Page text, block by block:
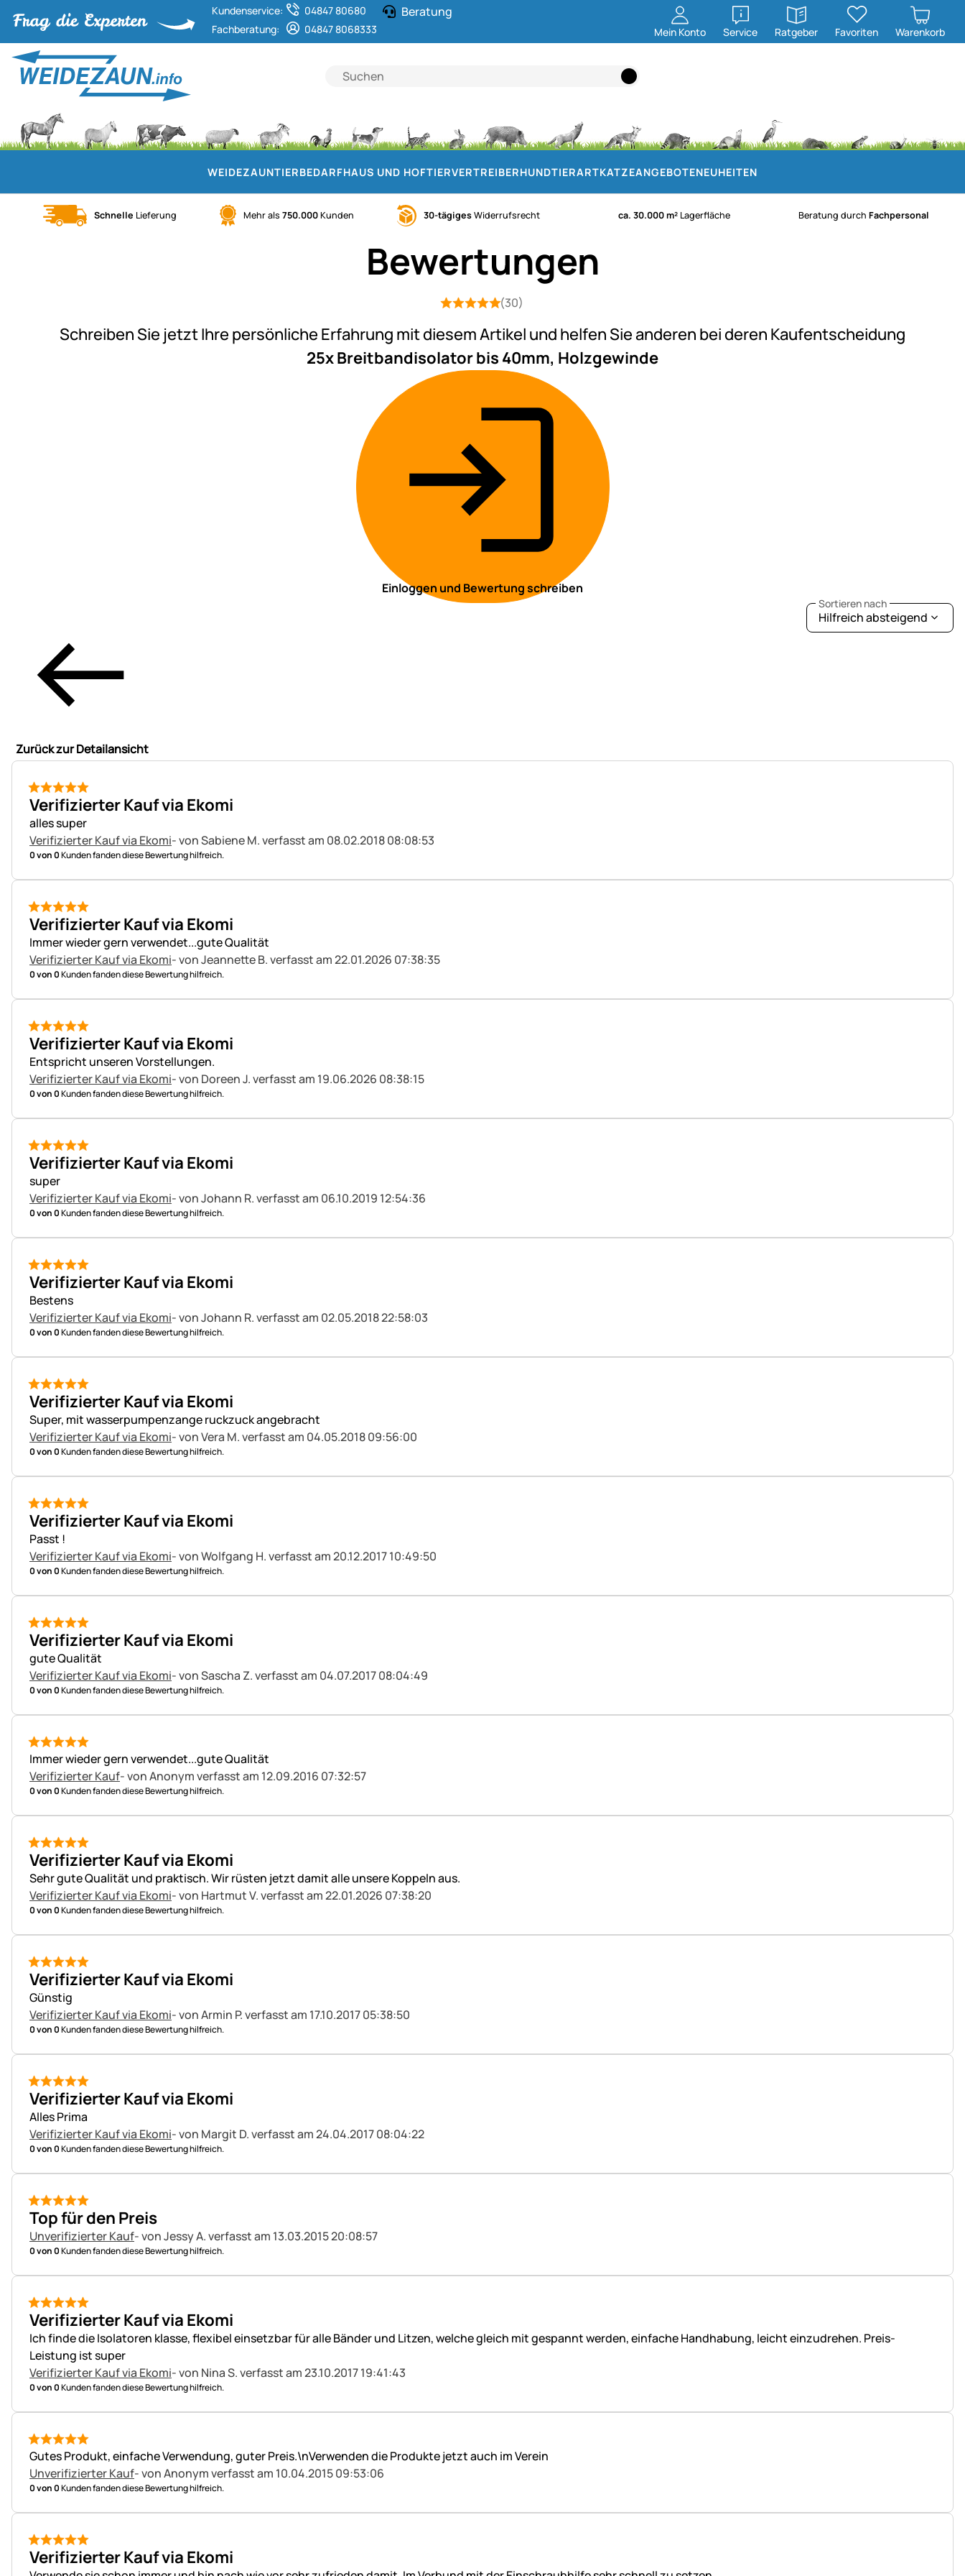
Kundenservice:
04847 80680
Fachberatung:
04847 8068333
Beratung
Mein Konto Service
öffnen
Ratgeber
öffnen
Favoriten Warenkorb
WEIDEZAUNTIERBEDARFHAUS UND HOFTIERVERTREIBERHUNDTIERARTKATZEANGEBOTENEUHEITEN
Schnelle Lieferung Mehr als 750.000Kunden 30-tägigesWiderrufsrecht ca. 30.000 m² Lagerfläche Beratung durch Fachpersonal
Bewertungen
Bewertung: 5 von 5 (30 Bewertungen)
30 Bewertungen
(30)
Schreiben Sie jetzt Ihre persönliche Erfahrung mit diesem Artikel und helfen Sie anderen bei deren Kaufentscheidung
25x Breitbandisolator bis 40mm, Holzgewinde
Einloggen und Bewertung schreiben
Zurück zur Detailansicht
Sortieren nach
Hilfreich absteigend
5 von 5
Verifizierter Kauf via Ekomi
alles super
Verifizierter Kauf via Ekomi- von Sabiene M.verfasst am 08.02.2018 08:08:53
0 von 0Kunden fanden diese Bewertung hilfreich.
5 von 5
Verifizierter Kauf via Ekomi
Immer wieder gern verwendet...gute Qualität
Verifizierter Kauf via Ekomi- von Jeannette B.verfasst am 22.01.2026 07:38:35
0 von 0Kunden fanden diese Bewertung hilfreich.
5 von 5
Verifizierter Kauf via Ekomi
Entspricht unseren Vorstellungen.
Verifizierter Kauf via Ekomi- von Doreen J.verfasst am 19.06.2026 08:38:15
0 von 0Kunden fanden diese Bewertung hilfreich.
5 von 5
Verifizierter Kauf via Ekomi
super
Verifizierter Kauf via Ekomi- von Johann R.verfasst am 06.10.2019 12:54:36
0 von 0Kunden fanden diese Bewertung hilfreich.
5 von 5
Verifizierter Kauf via Ekomi
Bestens
Verifizierter Kauf via Ekomi- von Johann R.verfasst am 02.05.2018 22:58:03
0 von 0Kunden fanden diese Bewertung hilfreich.
5 von 5
Verifizierter Kauf via Ekomi
Super, mit wasserpumpenzange ruckzuck angebracht
Verifizierter Kauf via Ekomi- von Vera M.verfasst am 04.05.2018 09:56:00
0 von 0Kunden fanden diese Bewertung hilfreich.
5 von 5
Verifizierter Kauf via Ekomi
Passt !
Verifizierter Kauf via Ekomi- von Wolfgang H.verfasst am 20.12.2017 10:49:50
0 von 0Kunden fanden diese Bewertung hilfreich.
5 von 5
Verifizierter Kauf via Ekomi
gute Qualität
Verifizierter Kauf via Ekomi- von Sascha Z.verfasst am 04.07.2017 08:04:49
0 von 0Kunden fanden diese Bewertung hilfreich.
5 von 5
Immer wieder gern verwendet...gute Qualität
Verifizierter Kauf- von Anonymverfasst am 12.09.2016 07:32:57
0 von 0Kunden fanden diese Bewertung hilfreich.
5 von 5
Verifizierter Kauf via Ekomi
Sehr gute Qualität und praktisch. Wir rüsten jetzt damit alle unsere Koppeln aus.
Verifizierter Kauf via Ekomi- von Hartmut V.verfasst am 22.01.2026 07:38:20
0 von 0Kunden fanden diese Bewertung hilfreich.
5 von 5
Verifizierter Kauf via Ekomi
Günstig
Verifizierter Kauf via Ekomi- von Armin P.verfasst am 17.10.2017 05:38:50
0 von 0Kunden fanden diese Bewertung hilfreich.
5 von 5
Verifizierter Kauf via Ekomi
Alles Prima
Verifizierter Kauf via Ekomi- von Margit D.verfasst am 24.04.2017 08:04:22
0 von 0Kunden fanden diese Bewertung hilfreich.
5 von 5
Top für den Preis
Unverifizierter Kauf- von Jessy A.verfasst am 13.03.2015 20:08:57
0 von 0Kunden fanden diese Bewertung hilfreich.
5 von 5
Verifizierter Kauf via Ekomi
Ich finde die Isolatoren klasse, flexibel einsetzbar für alle Bänder und Litzen, welche gleich mit gespannt werden, einfache Handhabung, leicht einzudrehen. Preis-
Leistung ist super
Verifizierter Kauf via Ekomi- von Nina S.verfasst am 23.10.2017 19:41:43
0 von 0Kunden fanden diese Bewertung hilfreich.
5 von 5
Gutes Produkt, einfache Verwendung, guter Preis.\nVerwenden die Produkte jetzt auch im Verein
Unverifizierter Kauf- von Anonymverfasst am 10.04.2015 09:53:06
0 von 0Kunden fanden diese Bewertung hilfreich.
5 von 5
Verifizierter Kauf via Ekomi